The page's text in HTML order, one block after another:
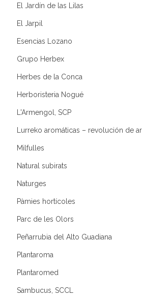
El Jardín de las Lilas
El Jarpil
Esencias Lozano
Grupo Herbex
Herbes de la Conca
Herboristeria Nogué
L'Armengol, SCP
Lurreko aromáticas – revolución de
Milfulles
Natural subirats
Naturges
Pàmies hortícoles
Parc de les Olors
Peñarrubia del Alto Guadiana
Plantaroma
Plantaromed
Sambucus, SCCL